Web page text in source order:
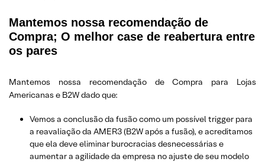
Mantemos nossa recomendação de
Compra; O melhor case de reabertura entre
os pares
Mantemos nossa recomendação de Compra para Lojas
Americanas e B2W dado que:
Vemos a conclusão da fusão como um possível trigger para
a reavaliação da AMER3 (B2W após a fusão), e acreditamos
que ela deve eliminar burocracias desnecessárias e
aumentar a agilidade da empresa no ajuste de seu modelo